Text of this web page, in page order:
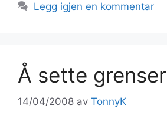
Legg igjen en kommentar
Å sette grenser
14/04/2008 av TonnyK